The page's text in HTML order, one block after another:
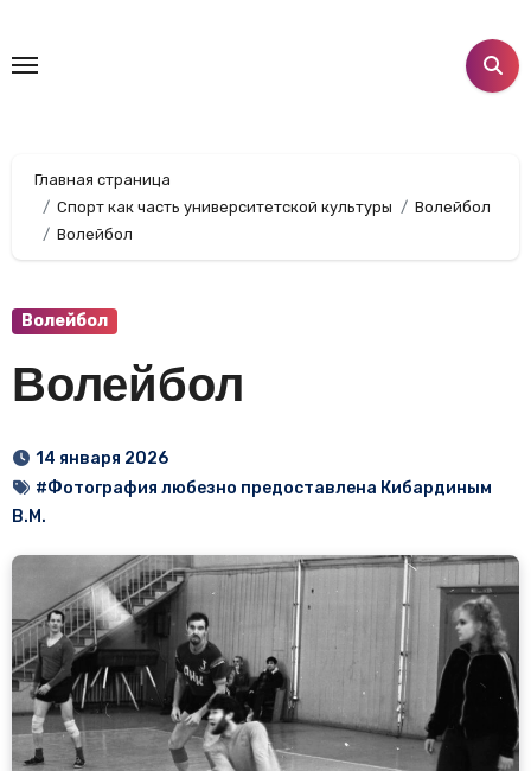
содержанию
Главная страница
Спорт как часть университетской культуры
Волейбол
Волейбол
Волейбол
Волейбол
14 января 2026
#Фотография любезно предоставлена Кибардиным
В.М.